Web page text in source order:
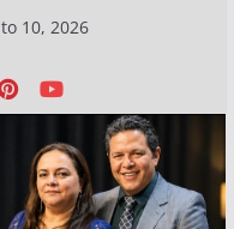
10, 2026